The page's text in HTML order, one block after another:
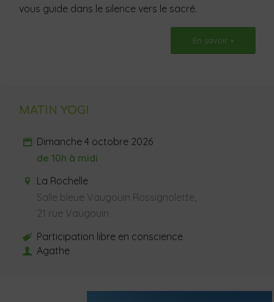
vous guide dans le silence vers le sacré.
En savoir +
MATIN YOGI
Dimanche 4 octobre 2026
de 10h à midi
La Rochelle
Salle bleue Vaugouin Rossignolette,
21 rue Vaugouin
Participation libre en conscience
Agathe